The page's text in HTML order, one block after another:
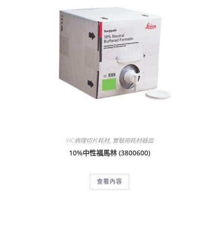
IHC病理切片耗材, 實驗用耗材器皿
10%中性福馬林 (3800600)
查看內容